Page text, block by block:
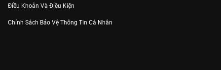
Điều Khoản Và Điều Kiện
Chính Sách Bảo Vệ Thông Tin Cá Nhân